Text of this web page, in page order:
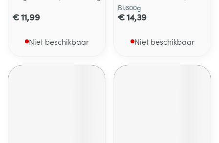
€ 11,99
Niet beschikbaar
Bl.600g
€ 14,39
Niet beschikbaar